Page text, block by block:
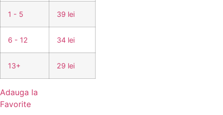
1 - 5 39 lei
6 - 12 34 lei
13+ 29 lei
Adauga la
Favorite